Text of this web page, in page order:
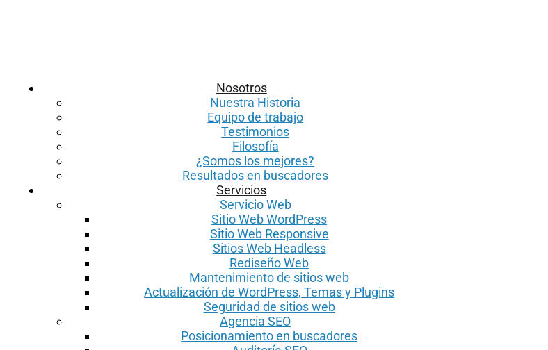
Nosotros
Nuestra Historia
Equipo de trabajo
Testimonios
Filosofía
¿Somos los mejores?
Resultados en buscadores
Servicios
Servicio Web
Sitio Web WordPress
Sitio Web Responsive
Sitios Web Headless
Rediseño Web
Mantenimiento de sitios web
Actualización de WordPress, Temas y Plugins
Seguridad de sitios web
Agencia SEO
Posicionamiento en buscadores